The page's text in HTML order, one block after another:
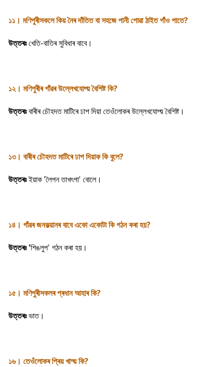
১১। মণিপুৰীসকলে কিয় নৈৰ দাঁতিত বা সহজে পানী পোৱা ঠাইত গাঁও পাতে?
উত্তৰঃখেতি-বাতিৰ সুবিধাৰ বাবে।
১২। মণিপুৰীৰ গাঁৱৰ উল্লেখযোগ্য় বৈশিষ্ট কি?
উত্তৰঃবাৰীৰ চৌহদত মাটিৰে ঢাপ দিয়া তেওঁলোকৰ উল্লেখযোগ্য় বৈশিষ্ট।
১৩। বাৰীৰ চৌহদত মাটিৰে ঢাপ দিয়াক কি বুলে?
উত্তৰঃইয়াক 'লৈপন তাখৎপা' বোলে।
১৪। গাঁৱৰ জনকল্য়ানৰ বাবে একো একোটা কি গঠন কৰা হয়?
উত্তৰঃ 'শিঙলুপ' গঠন কৰা হয়।
১৫। মণিপুৰীসকলৰ প্ৰধান আহাৰ কি?
উত্তৰঃভাত।
১৬। তেওঁলোকৰ প্ৰিয় খাদ্য় কি?